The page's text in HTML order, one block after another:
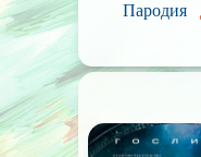
Пародия